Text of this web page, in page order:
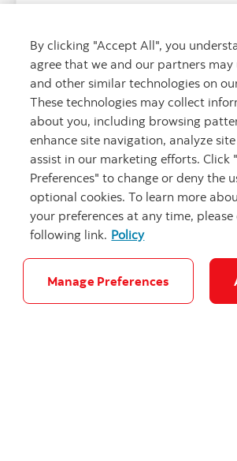
Les négociations avec un acheteur
peuvent être aussi exaltantes que
By clicking "Accept All", you
agree that we and our partners may
and other similar technologies on
These technologies may collect
about you, including browsing
enhance site navigation, analyze
assist in our marketing efforts. Click
Preferences" to change or deny the
optional cookies. To learn more
your preferences at any time,
following link. Policy
Manage Preferences